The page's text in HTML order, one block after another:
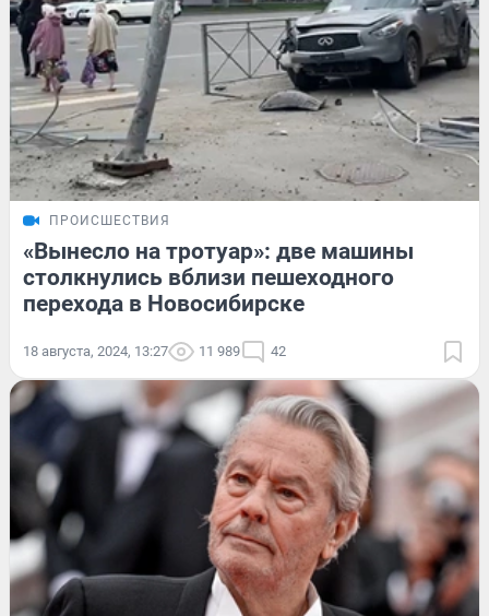
ПРОИСШЕСТВИЯ
«Вынесло на тротуар»: две машины
столкнулись вблизи пешеходного
перехода в Новосибирске
18 августа, 2024, 13:27 11 989 42